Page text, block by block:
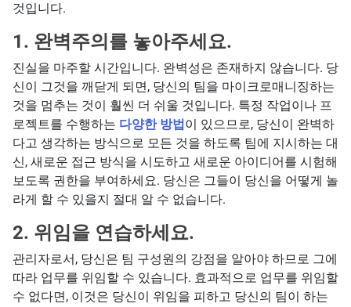
것입니다.
1. 완벽주의를 놓아주세요.
진실을 마주할 시간입니다. 완벽성은 존재하지 않습니다. 당
신이 그것을 깨닫게 되면, 당신의 팀을 마이크로매니징하는
것을 멈추는 것이 훨씬 더 쉬울 것입니다. 특정 작업이나 프
로젝트를 수행하는 다양한 방법 이 있으므로, 당신이 완벽하
다고 생각하는 방식으로 모든 것을 하도록 팀에 지시하는 대
신, 새로운 접근 방식을 시도하고 새로운 아이디어를 시험해
보도록 권한을 부여하세요. 당신은 그들이 당신을 어떻게 놀
라게 할 수 있을지 절대 알 수 없습니다.
2. 위임을 연습하세요.
관리자로서, 당신은 팀 구성원의 강점을 알아야 하므로 그에
따라 업무를 위임할 수 있습니다. 효과적으로 업무를 위임할
수 없다면, 이것은 당신이 위임을 피하고 당신의 팀이 하는